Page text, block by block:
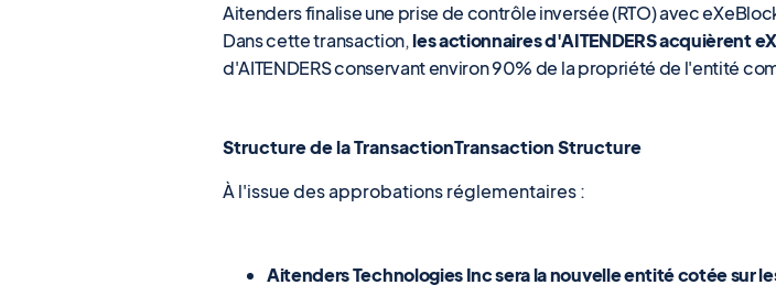
Aitenders finalise une prise de contrôle inversée (RTO) avec
Dans cette transaction,les actionnaires d'AITENDERS acquièrent
d'AITENDERS conservant environ 90% de la propriété de l'entité
Structure de la TransactionTransaction Structure
À l'issue des approbations réglementaires :
Aitenders Technologies Inc sera la nouvelle entité cotée sur